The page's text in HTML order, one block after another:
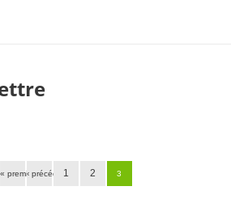
« premier‹ précédent1 2 3